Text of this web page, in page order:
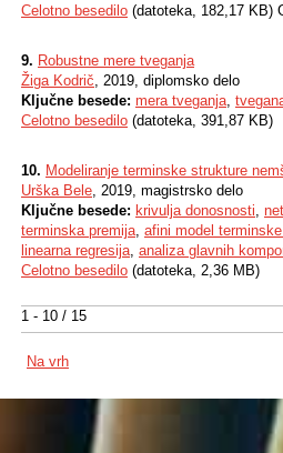
1 - 10 / 15
Celotno besedilo (datoteka, 182,17 KB)
9. Robustne mere tveganja
Žiga Kodrič, 2019, diplomsko delo
Ključne besede: mera tveganja,
Celotno besedilo (datoteka, 391,87 KB)
10. Modeliranje terminske strukture
Urška Bele, 2019, magistrsko delo
Ključne besede: krivulja donosnosti,
terminska premija, afini model
linearna regresija, analiza glavnih
Celotno besedilo (datoteka, 2,36 MB)
Na vrh